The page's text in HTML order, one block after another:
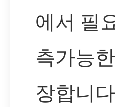
에서 필
측가능
장합니